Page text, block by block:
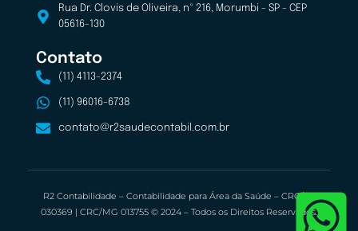
Rua Dr. Clovis de Oliveira, nº 216, Morumbi - SP - CEP
05616-130
Contato
(11) 4113-2374
(11) 96016-6738
contato@r2saudecontabil.com.br
R2 Contabilidade – Contabilidade para Área da Saúde – CRC/SP
030369 | CRC/MG 013755 © 2024 – Todos os Direitos Reservados.